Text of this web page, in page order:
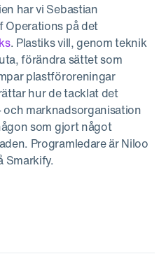
har vi Sebastian
Operations på det
. Plastiks vill, genom teknik
förändra sättet som
plastföroreningar
hur de tacklat det
marknadsorganisation
som gjort något
Programledare är Niloo
Smarkify.